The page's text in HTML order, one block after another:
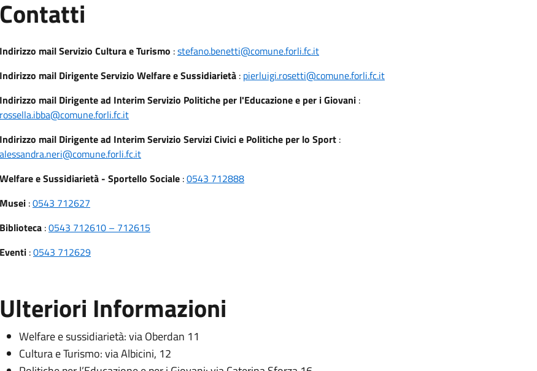
Contatti
Indirizzo mail Servizio Cultura e Turismo :stefano.benetti@comune.forli.fc.it
Indirizzo mail Dirigente Servizio Welfare e Sussidiarietà: pierluigi.rosetti@comune.forli.fc.it
Indirizzo mail Dirigente ad Interim Servizio Politiche per l'Educazione e per i Giovani:
rossella.ibba@comune.forli.fc.it
Indirizzo mail Dirigente ad Interim Servizio Servizi Civici e Politiche per lo Sport:
alessandra.neri@comune.forli.fc.it
Welfare e Sussidiarietà - Sportello Sociale:0543 712888
Musei:0543 712627
Biblioteca:0543 712610 – 712615
Eventi:0543 712629
Ulteriori Informazioni
Welfare e sussidiarietà: via Oberdan 11
Cultura e Turismo: via Albicini, 12